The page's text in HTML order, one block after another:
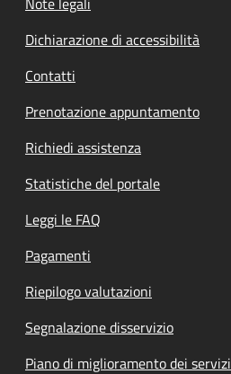
Dichiarazione di accessibilità
Contatti
Prenotazione appuntamento
Richiedi assistenza
Statistiche del portale
Leggi le FAQ
Pagamenti
Riepilogo valutazioni
Segnalazione disservizio
Piano di miglioramento dei servizi